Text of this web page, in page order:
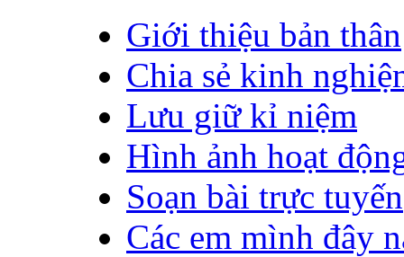
Giới thiệu bản thân
Chia sẻ kinh
Lưu giữ kỉ niệm
Hình ảnh hoạt
Soạn bài trực tuyến
Các em mình đây